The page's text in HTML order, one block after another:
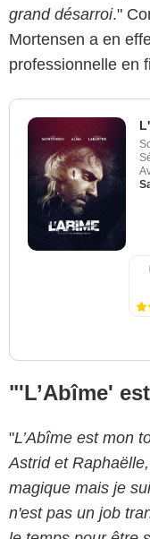
grand désarroi."
Mortensen a en
professionnelle en
"'L’Abîme'
"L’Abîme est mon
Astrid et
magique mais je
n'est pas un job